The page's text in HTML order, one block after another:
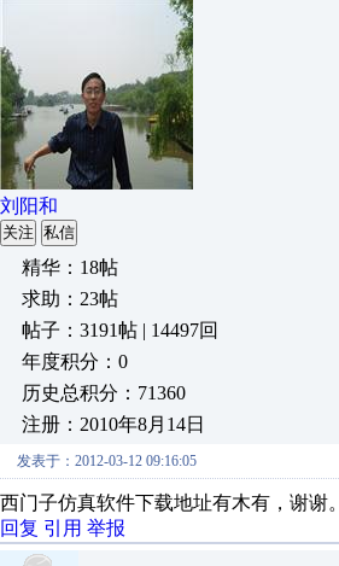
刘阳和
关注 私信
精华：18帖
求助：23帖
帖子：3191帖 | 14497回
年度积分：0
历史总积分：71360
注册：2010年8月14日
发表于：2012-03-12 09:16:05
西门子仿真软件下载地址有木有，谢谢。
回复 引用 举报